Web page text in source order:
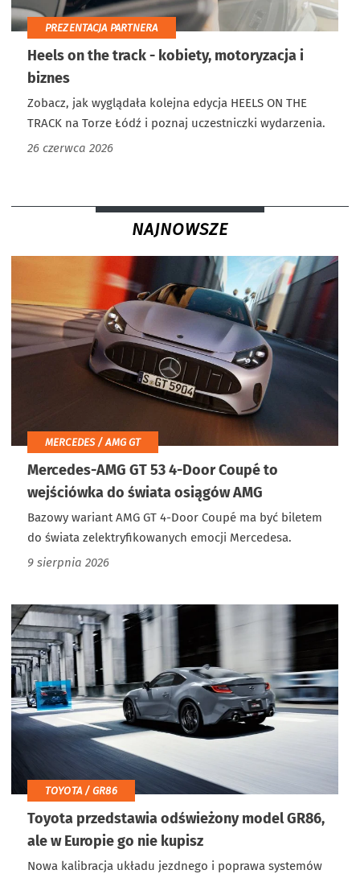
PREZENTACJA PARTNERA
Heels on the track - kobiety, motoryzacja i
biznes
Zobacz, jak wyglądała kolejna edycja HEELS ON THE
TRACK na Torze Łódź i poznaj uczestniczki wydarzenia.
26 czerwca 2026
NAJNOWSZE
MERCEDES / AMG GT
Mercedes-AMG GT 53 4-Door Coupé to
wejściówka do świata osiągów AMG
Bazowy wariant AMG GT 4-Door Coupé ma być biletem
do świata zelektryfikowanych emocji Mercedesa.
9 sierpnia 2026
TOYOTA / GR86
Toyota przedstawia odświeżony model GR86,
ale w Europie go nie kupisz
Nowa kalibracja układu jezdnego i poprawa systemów